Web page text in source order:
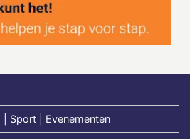
| Sport | Evenementen